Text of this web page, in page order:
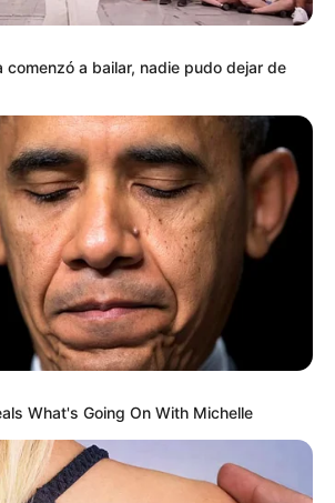
ti. A continuación, te
preparar un remedio natural
jengibre y miel, ingredientes
potencian sus beneficios
eficaces.
comenzó a bailar, nadie pudo dejar de
What's Going On With Michelle